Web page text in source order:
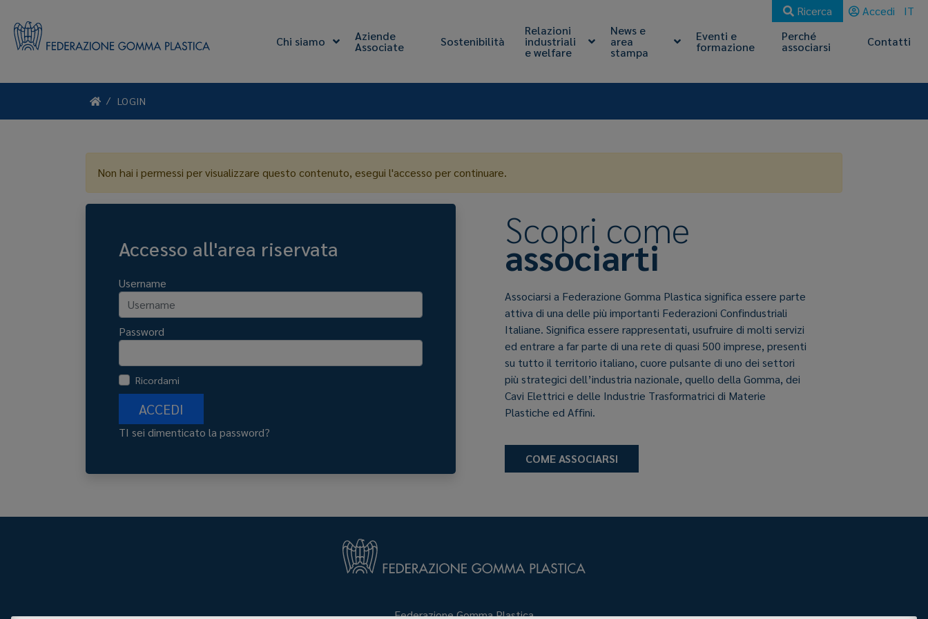
Ricerca Accedi IT
Chi siamo Aziende
Associate Sostenibilità
Relazioni
industriali
e welfare
News e
area
stampa
Eventi e
formazione
Perché
associarsi Contatti
LOGIN
Non hai i permessi per visualizzare questo contenuto, esegui l'accesso per continuare.
Accesso all'area riservata
Username
Password
Ricordami
ACCEDI
TI sei dimenticato la password?
Scopri come
associarti
Associarsi a Federazione Gomma Plastica significa essere parte
attiva di una delle più importanti Federazioni Confindustriali
Italiane. Significa essere rappresentati, usufruire di molti servizi
ed entrare a far parte di una rete di quasi 500 imprese, presenti
su tutto il territorio italiano, cuore pulsante di uno dei settori
più strategici dell’industria nazionale, quello della Gomma, dei
Cavi Elettrici e delle Industrie Trasformatrici di Materie
Plastiche ed Affini.
COME ASSOCIARSI
Federazione Gomma Plastica